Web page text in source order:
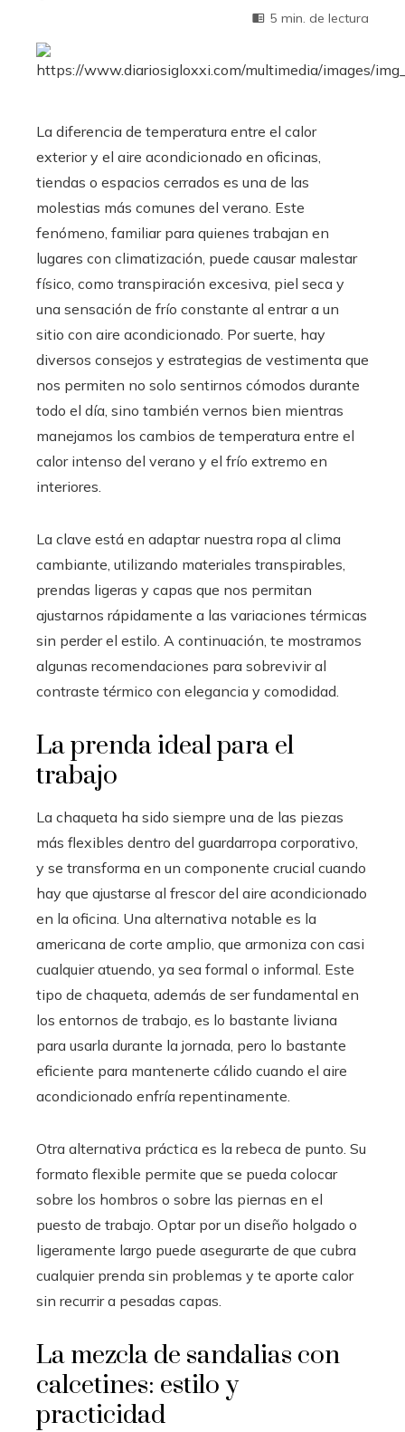
5 min. de lectura
La diferencia de temperatura entre el calor
exterior y el aire acondicionado en oficinas,
tiendas o espacios cerrados es una de las
molestias más comunes del verano. Este
fenómeno, familiar para quienes trabajan en
lugares con climatización, puede causar malestar
físico, como transpiración excesiva, piel seca y
una sensación de frío constante al entrar a un
sitio con aire acondicionado. Por suerte, hay
diversos consejos y estrategias de vestimenta que
nos permiten no solo sentirnos cómodos durante
todo el día, sino también vernos bien mientras
manejamos los cambios de temperatura entre el
calor intenso del verano y el frío extremo en
interiores.
La clave está en adaptar nuestra ropa al clima
cambiante, utilizando materiales transpirables,
prendas ligeras y capas que nos permitan
ajustarnos rápidamente a las variaciones térmicas
sin perder el estilo. A continuación, te mostramos
algunas recomendaciones para sobrevivir al
contraste térmico con elegancia y comodidad.
La prenda ideal para el
trabajo
La chaqueta ha sido siempre una de las piezas
más flexibles dentro del guardarropa corporativo,
y se transforma en un componente crucial cuando
hay que ajustarse al frescor del aire acondicionado
en la oficina. Una alternativa notable es la
americana de corte amplio, que armoniza con casi
cualquier atuendo, ya sea formal o informal. Este
tipo de chaqueta, además de ser fundamental en
los entornos de trabajo, es lo bastante liviana
para usarla durante la jornada, pero lo bastante
eficiente para mantenerte cálido cuando el aire
acondicionado enfría repentinamente.
Otra alternativa práctica es la rebeca de punto. Su
formato flexible permite que se pueda colocar
sobre los hombros o sobre las piernas en el
puesto de trabajo. Optar por un diseño holgado o
ligeramente largo puede asegurarte de que cubra
cualquier prenda sin problemas y te aporte calor
sin recurrir a pesadas capas.
La mezcla de sandalias con
calcetines: estilo y
practicidad